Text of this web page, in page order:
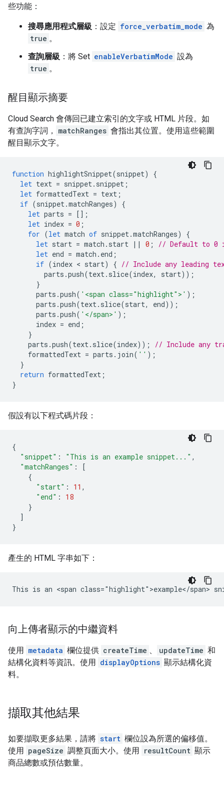
些功能：
搜尋應用程式層級 ：設定 force_verbatim_mode 為
true 。
查詢層級 ：將 Set enableVerbatimMode 設為
true 。
醒目顯示摘要
Cloud Search 會傳回已建立索引的文字或 HTML 片段。如
有查詢字詞，
matchRanges 會指出其位置。使用這些範圍
醒目顯示文字。
function highlightSnippet(snippet)
{
let text = snippet. snippet ;
let formattedText = text ;
if (snippet.matchRanges)
{
let parts = [];
let index = 0 ;
for (let match of snippet.matchRanges)
{
let start = match . start || 0 ;
// Default to 0
let end = match . end ;
if (index < start) { // Include any leading
parts .push(text. slice(index, start));
}
parts .push( '<span class="highlight">' );
parts .push(text. slice(start, end));
parts .push( '</span>' );
index = end ;
}
parts .push(text. slice(index));
// Include any
formattedText = parts . join( '' );
}
return formattedText ;
}
假設有以下程式碼片段：
{
"snippet" : "This is an example snippet..." ,
"matchRanges" :
[
{
"start" : 11 ,
"end" :
18
}
]
}
產生的 HTML 字串如下：
向上傳者顯示的中繼資料
使用 metadata 欄位提供 createTime 、 updateTime 和
結構化資料等資訊。使用 displayOptions 顯示結構化資
料。
擷取其他結果
如要擷取更多結果，請將 start 欄位設為所選的偏移值。
使用 pageSize 調整頁面大小。使用 resultCount 顯示
商品總數或預估數量。